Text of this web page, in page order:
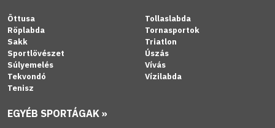
Öttusa
Röplabda
Sakk
Sportlövészet
Súlyemelés
Tekvondó
Tenisz
Tollaslabda
Tornasportok
Triatlon
Úszás
Vívás
Vízilabda
EGYÉB SPORTÁGAK »